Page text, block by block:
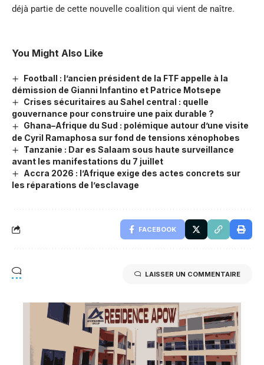
déjà partie de cette nouvelle coalition qui vient de naître.
You Might Also Like
Football : l’ancien président de la FTF appelle à la
démission de Gianni Infantino et Patrice Motsepe
Crises sécuritaires au Sahel central : quelle
gouvernance pour construire une paix durable ?
Ghana–Afrique du Sud : polémique autour d’une visite
de Cyril Ramaphosa sur fond de tensions xénophobes
Tanzanie : Dar es Salaam sous haute surveillance
avant les manifestations du 7 juillet
Accra 2026 : l’Afrique exige des actes concrets sur
les réparations de l’esclavage
FACEBOOK
LAISSER UN COMMENTAIRE